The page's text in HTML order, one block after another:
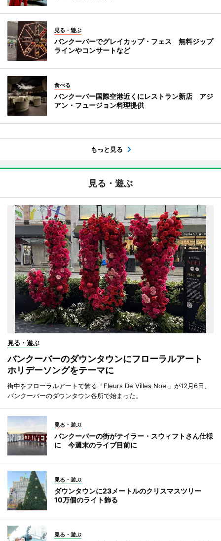
見る・遊ぶ
バンクーバーでグレイカップ・フェス 無料ジップ
ラインやコンサートなど
食べる
バンクーバー国際空港近くにレストラン新店 アジ
アン・フュージョン料理提供
もっと見る
見る・遊ぶ
見る・遊ぶ
バンクーバーのダウンタウンにフローラルアート
ホリデーソングをテーマに
街中をフローラルアートで飾る「Fleurs De Villes Noel」が12月6日、
バンクーバーのダウンタウン各所で始まった。
見る・遊ぶ
バンクーバーの街がテイラー・スウィフトさん仕様
に 今週末のライブ目前に
見る・遊ぶ
ダウンタウンに23メートルのクリスマスツリー
10万個のライト飾る
見る・遊ぶ